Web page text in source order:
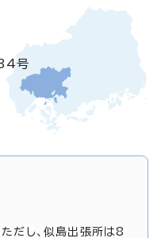
号
だし、似島出張所は8